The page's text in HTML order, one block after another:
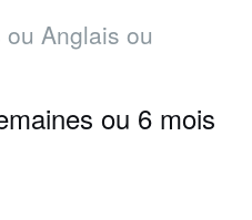
Anglais ou
ou 6 mois